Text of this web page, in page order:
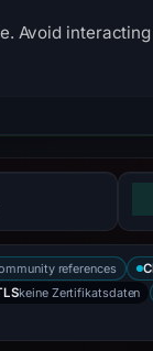
Avoid
references
keine Zertifikatsdaten